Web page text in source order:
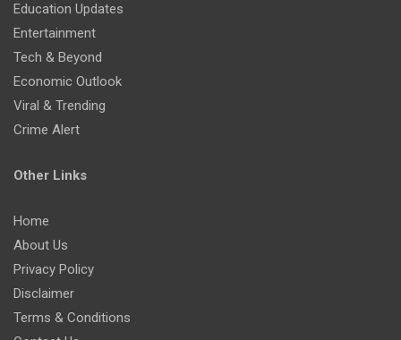
Education Updates
Entertainment
Tech & Beyond
Economic Outlook
Viral & Trending
Crime Alert
Other Links
Home
About Us
Privacy Policy
Disclaimer
Terms & Conditions